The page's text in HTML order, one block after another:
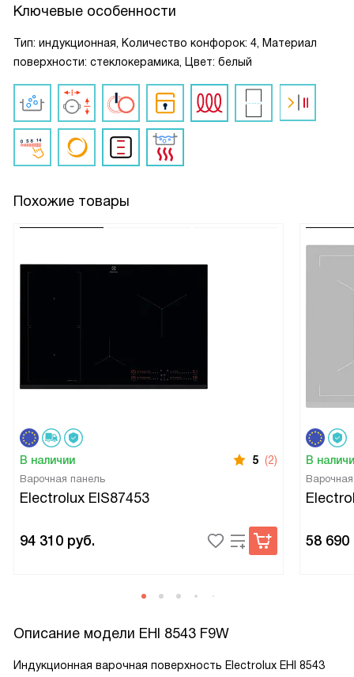
Ключевые особенности
Тип: индукционная, Количество конфорок: 4, Материал
поверхности: стеклокерамика, Цвет: белый
Похожие товары
В наличии 5 (2)
Варочная панель
Electrolux EIS87453
94 310 руб.
В
58 690
Описание модели EHI 8543 F9W
Индукционная варочная поверхность Electrolux EHI 8543